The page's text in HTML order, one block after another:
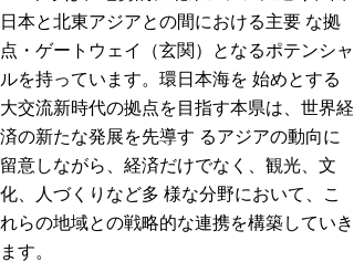
日本と北東アジアとの間における主要 な拠
点・ゲートウェイ（玄関）となるポテンシャ
ルを持っています。環日本海を 始めとする
大交流新時代の拠点を目指す本県は、世界経
済の新たな発展を先導す るアジアの動向に
留意しながら、経済だけでなく、観光、文
化、人づくりなど多 様な分野において、こ
れらの地域との戦略的な連携を構築していき
ます。